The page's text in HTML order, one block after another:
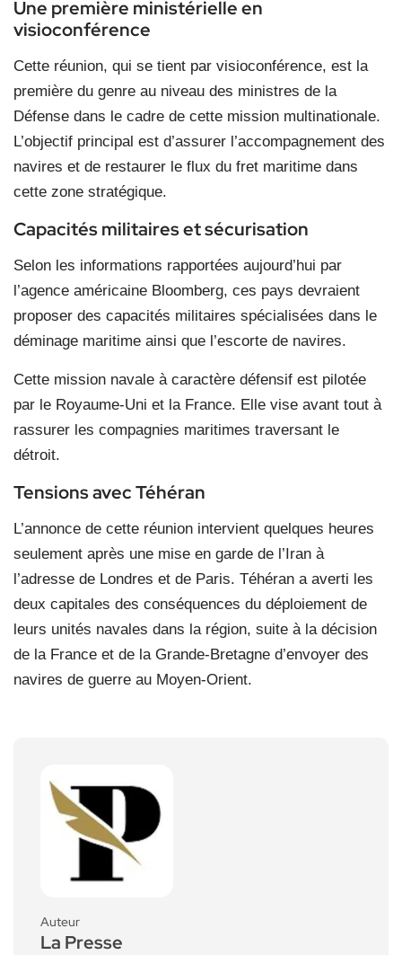
Une première ministérielle en
visioconférence
Cette réunion, qui se tient par visioconférence, est la
première du genre au niveau des ministres de la
Défense dans le cadre de cette mission multinationale.
L’objectif principal est d’assurer l’accompagnement des
navires et de restaurer le flux du fret maritime dans
cette zone stratégique.
Capacités militaires et sécurisation
Selon les informations rapportées aujourd’hui par
l’agence américaine Bloomberg, ces pays devraient
proposer des capacités militaires spécialisées dans le
déminage maritime ainsi que l’escorte de navires.
Cette mission navale à caractère défensif est pilotée
par le Royaume-Uni et la France. Elle vise avant tout à
rassurer les compagnies maritimes traversant le
détroit.
Tensions avec Téhéran
L’annonce de cette réunion intervient quelques heures
seulement après une mise en garde de l’Iran à
l’adresse de Londres et de Paris. Téhéran a averti les
deux capitales des conséquences du déploiement de
leurs unités navales dans la région, suite à la décision
de la France et de la Grande-Bretagne d’envoyer des
navires de guerre au Moyen-Orient.
Auteur
La Presse